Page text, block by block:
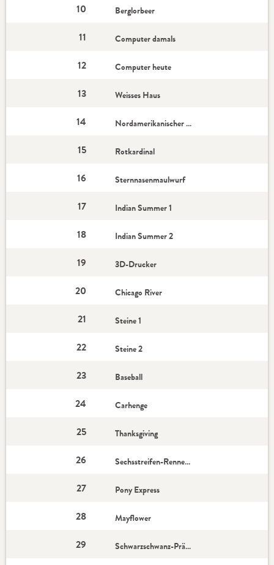
10 Berglorbeer
11 Computer damals
12 Computer heute
13 Weisses Haus
14 Nordamerikanischer Ochsenfrosch
15 Rotkardinal
16 Sternnasenmaulwurf
17 Indian Summer 1
18 Indian Summer 2
19 3D-Drucker
20 Chicago River
21 Steine 1
22 Steine 2
23 Baseball
24 Carhenge
25 Thanksgiving
26 Sechsstreifen-Rennechse
27 Pony Express
28 Mayflower
29 Schwarzschwanz-Präriehund